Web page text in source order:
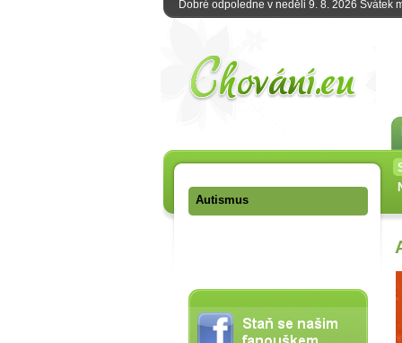
Dobré odpoledne v neděli 9. 8. 2026 Svátek
Autismus